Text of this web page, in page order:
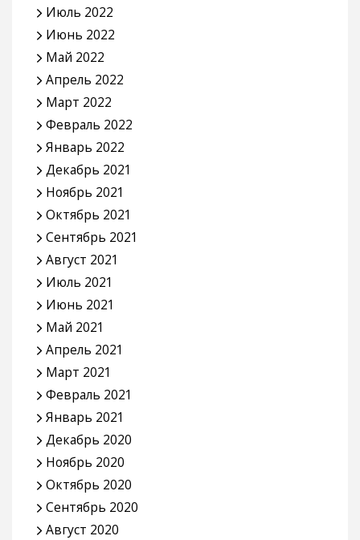
Июль 2022
Июнь 2022
Май 2022
Апрель 2022
Март 2022
Февраль 2022
Январь 2022
Декабрь 2021
Ноябрь 2021
Октябрь 2021
Сентябрь 2021
Август 2021
Июль 2021
Июнь 2021
Май 2021
Апрель 2021
Март 2021
Февраль 2021
Январь 2021
Декабрь 2020
Ноябрь 2020
Октябрь 2020
Сентябрь 2020
Август 2020